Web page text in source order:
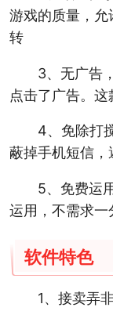
游戏的质量，
转
3、无广告
点击了广告。
4、免除打
蔽掉手机短信，
5、免费运
运用，不需求一
软件特色
1、接卖弄